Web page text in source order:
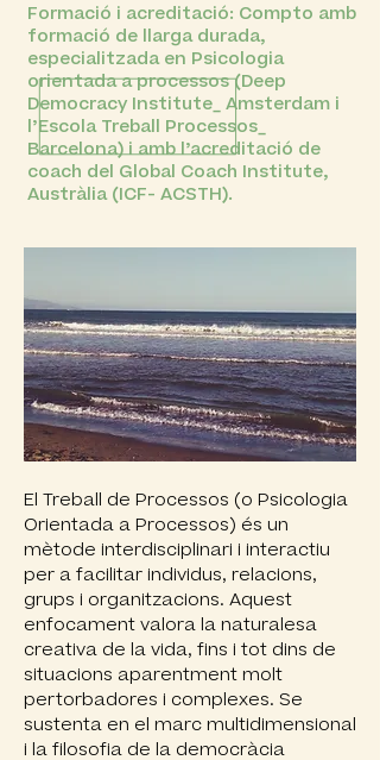
El Treball de Processos (o Psicologia
Orientada a Processos) és un
mètode interdisciplinari i interactiu
per a facilitar individus, relacions,
grups i organitzacions. Aquest
enfocament valora la naturalesa
creativa de la vida, fins i tot dins de
situacions aparentment molt
pertorbadores i complexes. Se
sustenta en el marc multidimensional
i la filosofia de la democràcia
Formació i acreditació: Compto amb
formació de llarga durada,
especialitzada en Psicologia
orientada a processos (Deep
Democracy Institute_ Amsterdam i
l’Escola Treball Processos_
Barcelona) i amb l’acreditació de
coach del Global Coach Institute,
Austràlia (ICF- ACSTH).